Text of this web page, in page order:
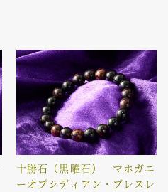
十勝石（黒曜石） マホガニ
ーオプシディアン・ブレスレ